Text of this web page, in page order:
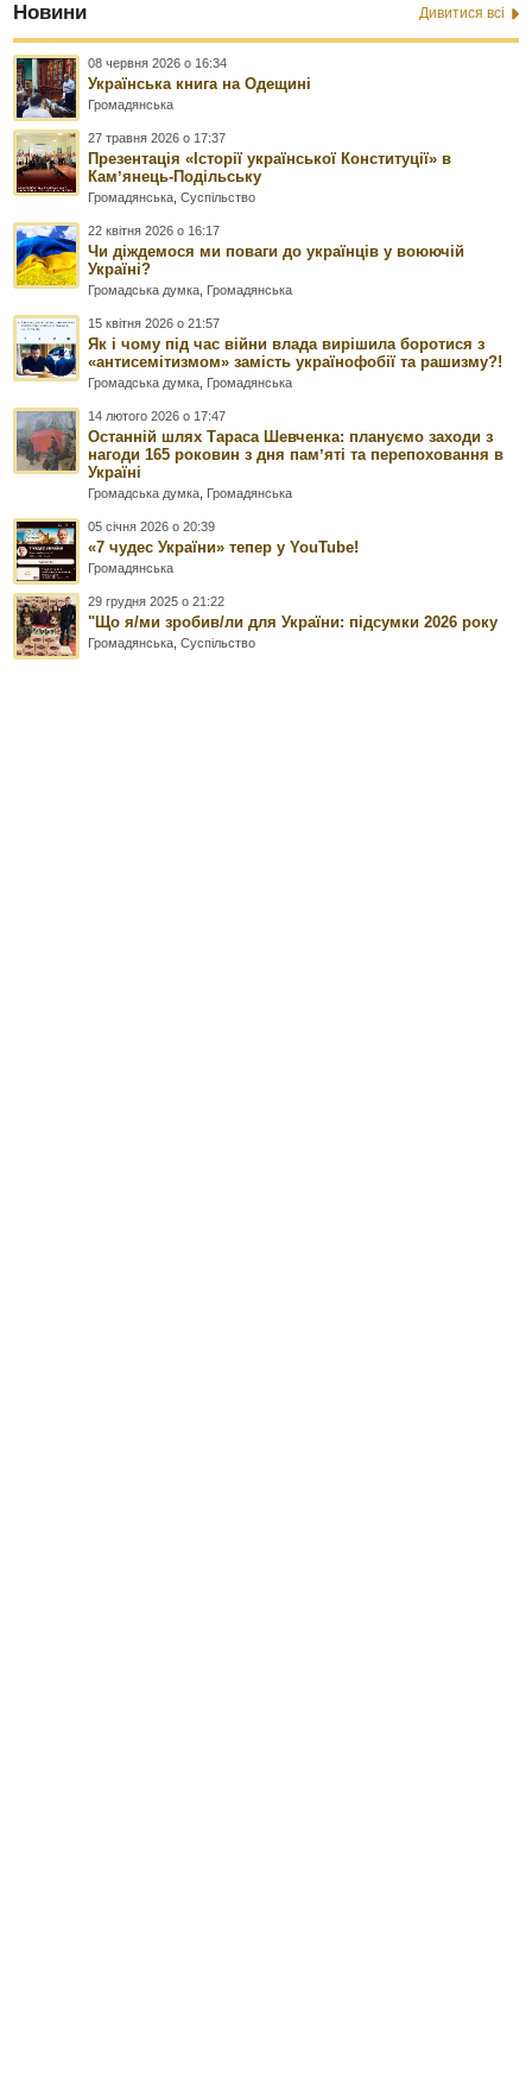
Новини Дивитися всі
08 червня 2026 о 16:34
Українська книга на Одещині
Громадянська
27 травня 2026 о 17:37
Презентація «Історії української Конституції» в
Камʼянець-Подільську
Громадянська ,Суспільство
22 квітня 2026 о 16:17
Чи діждемося ми поваги до українців у воюючій
Україні?
Громадська думка Громадянська
15 квітня 2026 о 21:57
Як і чому під час війни влада вирішила боротися з
«антисемітизмом» замість українофобії та рашизму?!
Громадська думка Громадянська
14 лютого 2026 о 17:47
Останній шлях Тараса Шевченка: плануємо заходи з
нагоди 165 роковин з дня памʼяті та перепоховання в
Україні
Громадська думка Громадянська
05 січня 2026 о 20:39
«7 чудес України» тепер у YouTube!
Громадянська
29 грудня 2025 о 21:22
"Що я/ми зробив/ли для України: підсумки 2026 року
Громадянська ,Суспільство